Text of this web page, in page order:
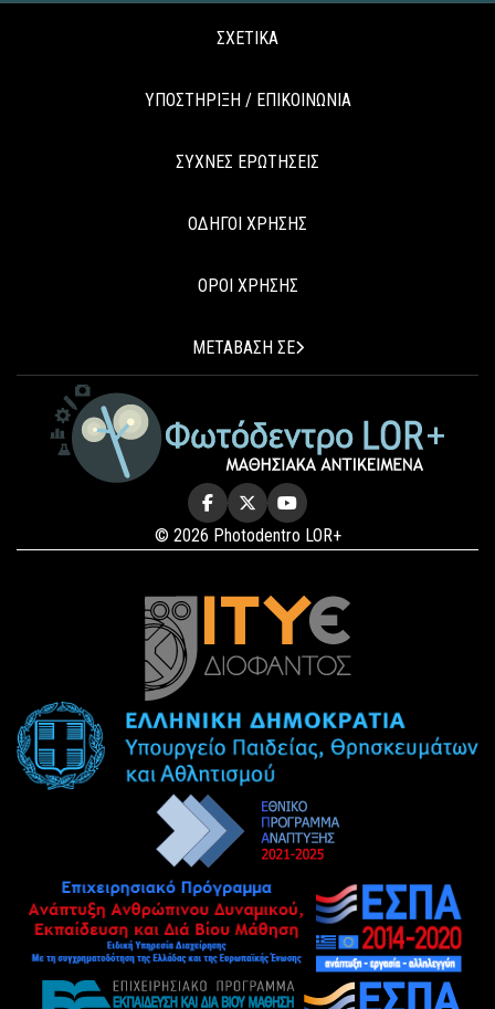
ΣΧΕΤΙΚΑ
ΥΠΟΣΤΗΡΙΞΗ / ΕΠΙΚΟΙΝΩΝΙΑ
ΣΥΧΝΕΣ ΕΡΩΤΗΣΕΙΣ
ΟΔΗΓΟΙ ΧΡΗΣΗΣ
ΟΡΟΙ ΧΡΗΣΗΣ
ΜΕΤΑΒΑΣΗ ΣΕ
© 2026 Photodentro LOR+